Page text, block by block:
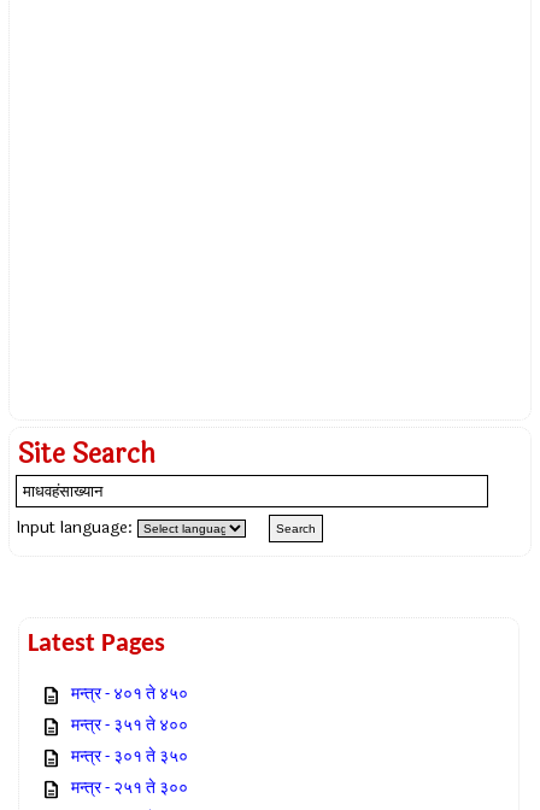
Site Search
Input language:
Latest Pages
मन्त्र - ४०१ ते ४५०
मन्त्र - ३५१ ते ४००
मन्त्र - ३०१ ते ३५०
मन्त्र - २५१ ते ३००